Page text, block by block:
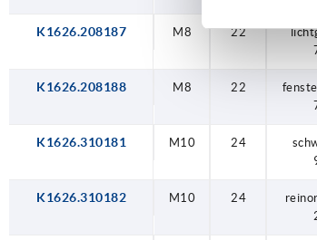
K1626.208187 M8 22
K1626.208188 M8 22
K1626.310181 M10 24
K1626.310182 M10 24